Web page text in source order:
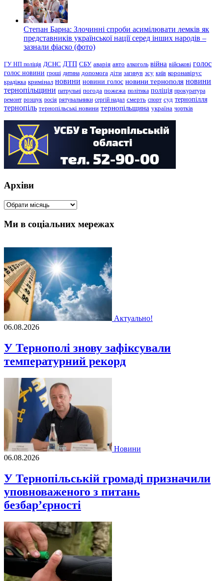
Степан Барна: Злочинні спроби асимілювати лемків як
представників української нації серед інших народів –
зазнали фіаско (фото)
ГУ НП поліція ДСНС ДТП СБУ аварія авто алкоголь війна військові голос
голос новини гроші дитина допомога діти загинув зсу київ коронавірус
крадіжка кримінал новини новини голос новини тернополя новини
тернопільщини патрульні погода пожежа політика поліція прокуратура
ремонт розшук росія рятувальники сергій надал смерть спорт суд тернопілля
тернопіль тернопільські новини тернопільщина україна чортків
Архіви
Архіви
Ми в соціальних мережах
Актуально!
06.08.2026
У Тернополі знову зафіксували
температурний рекорд
Новини
06.08.2026
У Тернопільській громаді призначили
уповноваженого з питань
безбар’єрності